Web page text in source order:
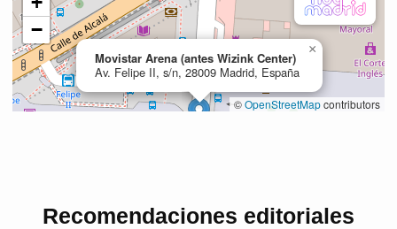
Recomendaciones editoriales